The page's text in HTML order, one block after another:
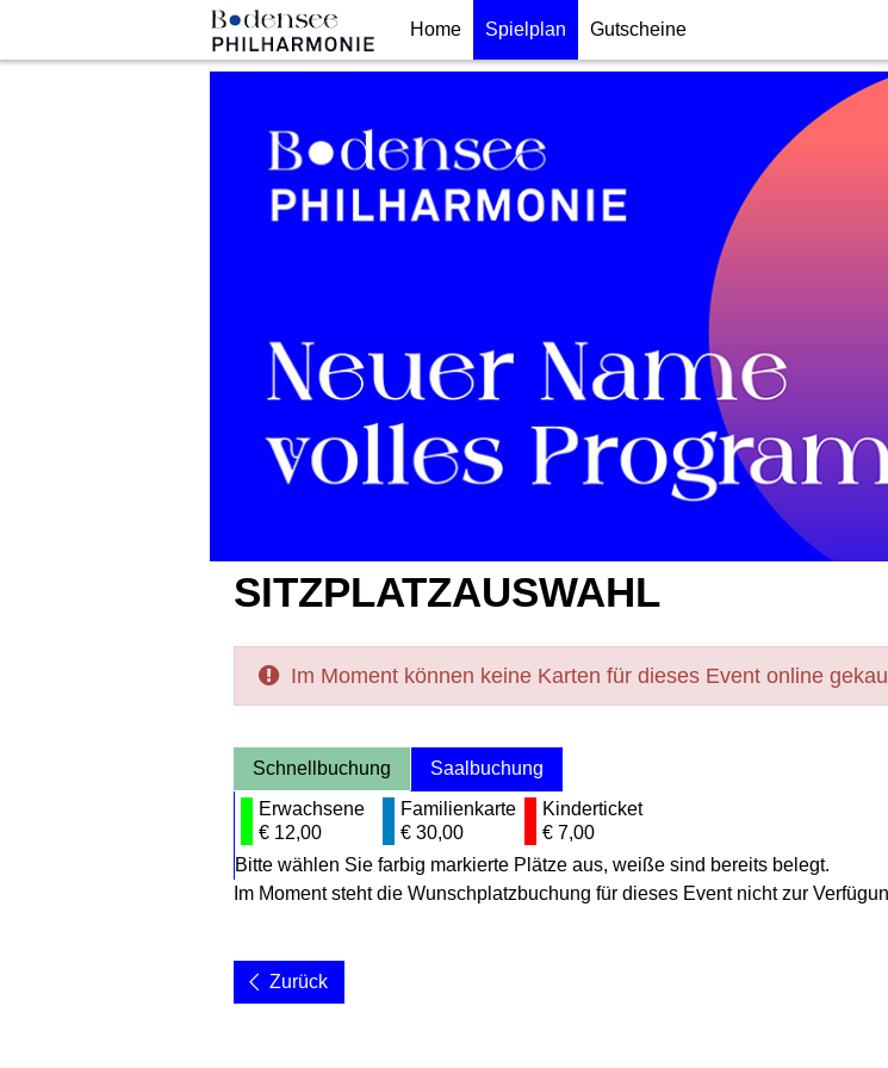
Home Spielplan Gutscheine
SITZPLATZAUSWAHL
Im Moment können keine Karten für dieses Event online
Schnellbuchung
Saalbuchung
Erwachsene
€ 12,00
Familienkarte
€ 30,00
Kinderticket
€ 7,00
Bitte wählen Sie farbig markierte Plätze aus, weiße sind bereits belegt.
Im Moment steht die Wunschplatzbuchung für dieses Event nicht zur